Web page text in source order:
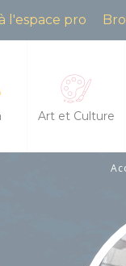
l'espace pro
fêtes et
échappées :
Art et Culture
L'Art dans
Pôles